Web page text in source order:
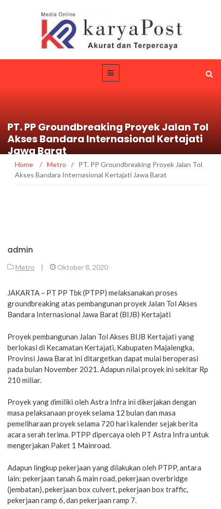
PT. PP Groundbreaking Proyek Jalan Tol
Akses Bandara Internasional Kertajati
Jawa Barat
Home / Metro /
PT. PP Groundbreaking Proyek Jalan Tol
Akses Bandara Internasional Kertajati Jawa Barat
admin
Metro | Oktober 8, 2020
JAKARTA – PT PP Tbk (PTPP) melaksanakan proses
groundbreaking atas pembangunan proyek Jalan Tol Akses
Bandara Internasional Jawa Barat (BIJB) Kertajati
Proyek pembangunan Jalan Tol Akses BIJB Kertajati yang
berlokasi di Kecamatan Kertajati, Kabupaten Majalengka,
Provinsi Jawa Barat ini ditargetkan dapat mulai beroperasi
pada bulan November 2021. Adapun nilai proyek ini sekitar Rp
210 miliar.
Proyek yang dimiliki oleh Astra Infra ini dikerjakan dengan
masa pelaksanaan proyek selama 12 bulan dan masa
pemeliharaan proyek selama 720 hari kalender sejak berita
acara serah terima. PTPP dipercaya oleh PT Astra Infra untuk
mengerjakan Paket 1 Mainroad.
Adapun lingkup pekerjaan yang dilakukan oleh PTPP, antara
lain: pekerjaan tanah & main road, pekerjaan overbridge
(jembatan), pekerjaan box culvert, pekerjaan box traffic,
pekerjaan ramp 6, dan pekerjaan ramp 7.